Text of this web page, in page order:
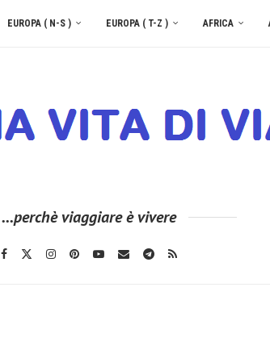
EUROPA ( N-S ) EUROPA ( T-Z ) AFRICA
...perchè viaggiare è vivere